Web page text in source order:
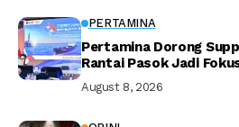
PERTAMINA
Pertamina Dorong
Rantai Pasok Jadi
August 8, 2026